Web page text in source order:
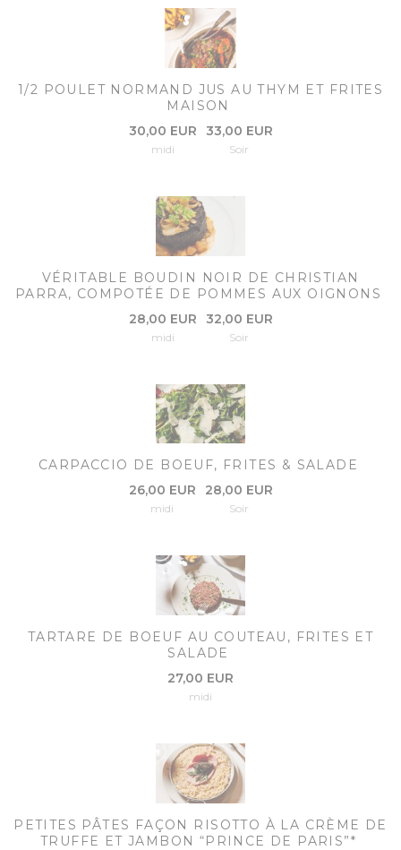
1/2 POULET NORMAND JUS AU THYM ET FRITES
MAISON
30,00 EUR
midi
33,00 EUR
Soir
VÉRITABLE BOUDIN NOIR DE CHRISTIAN
PARRA, COMPOTÉE DE POMMES AUX OIGNONS
28,00 EUR
midi
32,00 EUR
Soir
CARPACCIO DE BOEUF, FRITES & SALADE
26,00 EUR
midi
28,00 EUR
Soir
TARTARE DE BOEUF AU COUTEAU, FRITES ET
SALADE
27,00 EUR
midi
PETITES PÂTES FAÇON RISOTTO À LA CRÈME DE
TRUFFE ET JAMBON “PRINCE DE PARIS”*